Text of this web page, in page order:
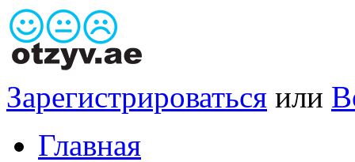
Зарегистрироваться или
Главная